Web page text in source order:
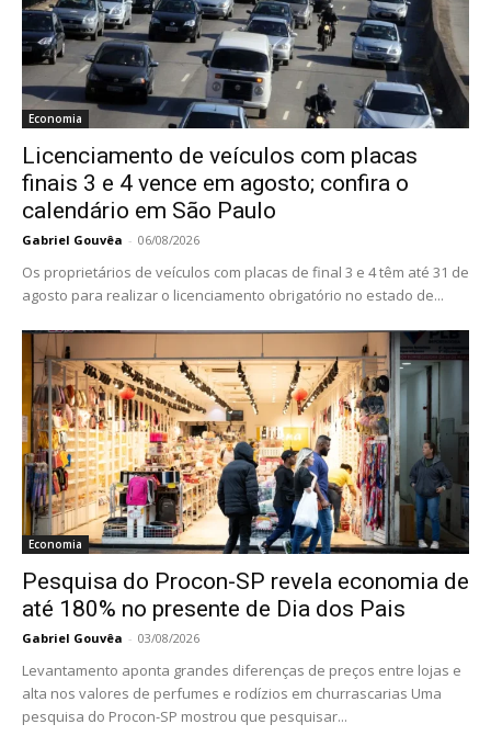
Economia
Licenciamento de veículos com placas
finais 3 e 4 vence em agosto; confira o
calendário em São Paulo
Gabriel Gouvêa - 06/08/2026
Os proprietários de veículos com placas de final 3 e 4 têm até 31 de
agosto para realizar o licenciamento obrigatório no estado de...
Economia
Pesquisa do Procon-SP revela economia de
até 180% no presente de Dia dos Pais
Gabriel Gouvêa - 03/08/2026
Levantamento aponta grandes diferenças de preços entre lojas e
alta nos valores de perfumes e rodízios em churrascarias Uma
pesquisa do Procon-SP mostrou que pesquisar...